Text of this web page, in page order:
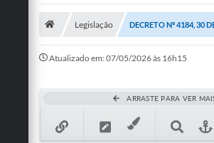
Mapa do Site
Legislação DECRETO Nº 4184, 30
Atualizado em: 07/05/2026 às 16h15
ARRASTE PARA VER